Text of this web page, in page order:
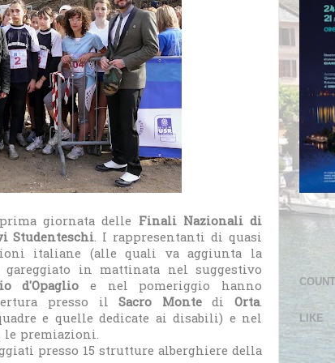
giornata delle Finali Nazionali di
Studenteschi. I rappresentanti di quasi
italiane (alle quali va aggiunta la
in mattinata nel suggestivo
d'Opaglio e nel pomeriggio hanno
presso il Sacro MontediOrta.
e quelle dedicate ai disabili) e nel
le premiazioni.
presso 15 strutture alberghiere della
LIKE